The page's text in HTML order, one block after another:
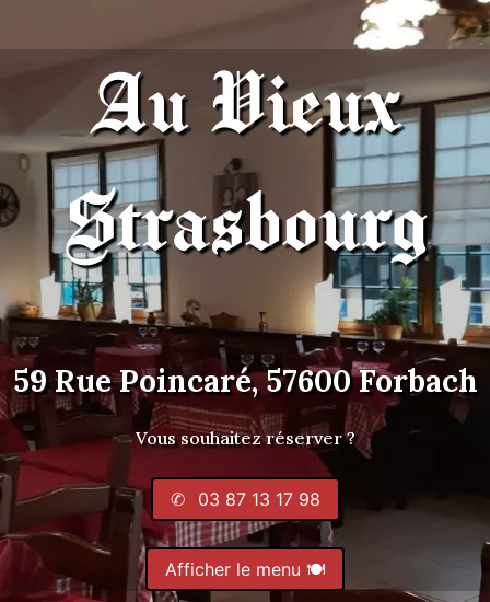
Au Vieux
Strasbourg
59 Rue Poincaré, 57600 Forbach
Vous souhaitez réserver ?
✆⠀03 87 13 17 98
Afficher le menu 🍽️